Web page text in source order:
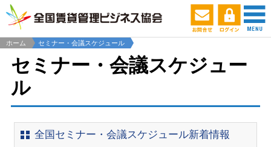
ホーム セミナー・会議スケジュール
セミナー・会議スケジュー
ル
全国セミナー・会議スケジュール新着情報